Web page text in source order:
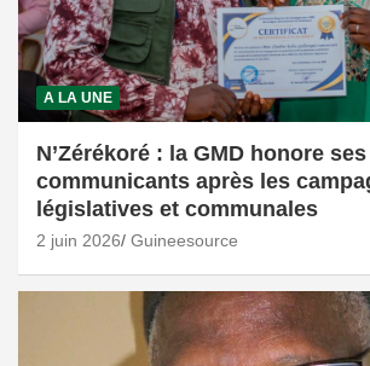
A LA UNE
N’Zérékoré : la GMD honore ses
communicants après les
législatives et communales
2 juin 2026 Guineesource